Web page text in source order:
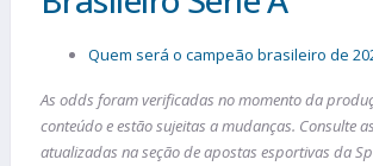
Quem será o campeão brasileiro de
As odds foram verificadas no momento da
conteúdo e estão sujeitas a mudanças. Consulte
atualizadas na seção de apostas esportivas da